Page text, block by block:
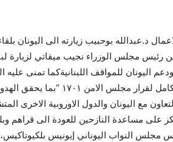
د.عبدالله بوحبيب زيارته الى اليونان
مجلس الوزراء نجيب ميقاتي لزيارة
اليونان للمواقف اللبنانيةكما تمنى
بلاده بالتنسيق مع دول أخرى مهتمة وصديقة
مع اليونان والدول الاوروبية الاخرى
على مساعدة النازحين للعودة الى قراهم
مجلس النواب اليوناني إيونيس